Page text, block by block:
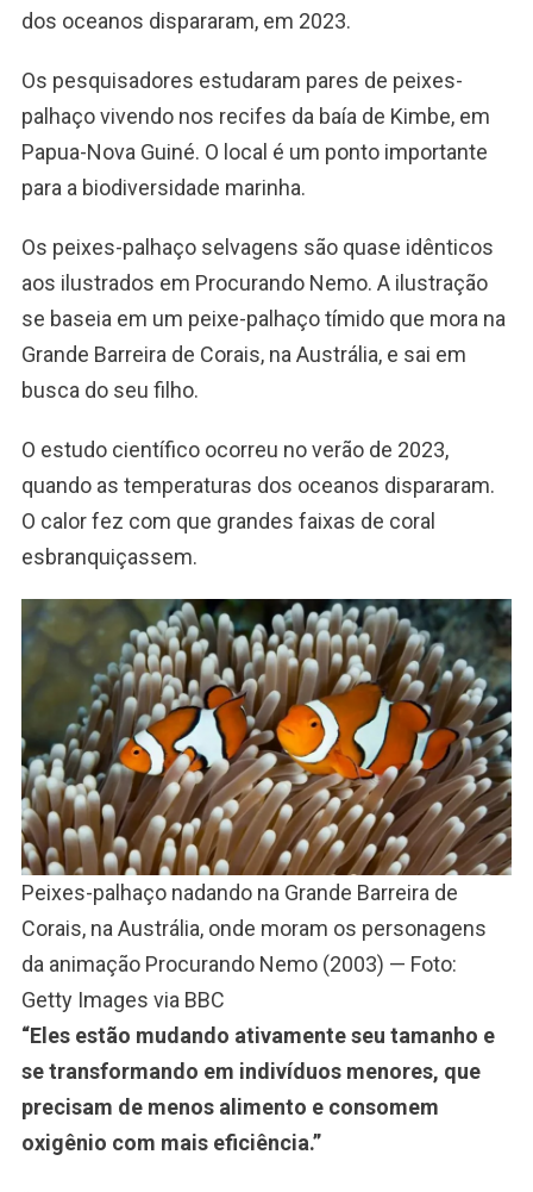
dos oceanos dispararam, em 2023.
Os pesquisadores estudaram pares de peixes-
palhaço vivendo nos recifes da baía de Kimbe, em
Papua-Nova Guiné. O local é um ponto importante
para a biodiversidade marinha.
Os peixes-palhaço selvagens são quase idênticos
aos ilustrados em Procurando Nemo. A ilustração
se baseia em um peixe-palhaço tímido que mora na
Grande Barreira de Corais, na Austrália, e sai em
busca do seu filho.
O estudo científico ocorreu no verão de 2023,
quando as temperaturas dos oceanos dispararam.
O calor fez com que grandes faixas de coral
esbranquiçassem.
Peixes-palhaço nadando na Grande Barreira de
Corais, na Austrália, onde moram os personagens
da animação Procurando Nemo (2003) — Foto:
Getty Images via BBC
“Eles estão mudando ativamente seu tamanho e
se transformando em indivíduos menores, que
precisam de menos alimento e consomem
oxigênio com mais eficiência.”